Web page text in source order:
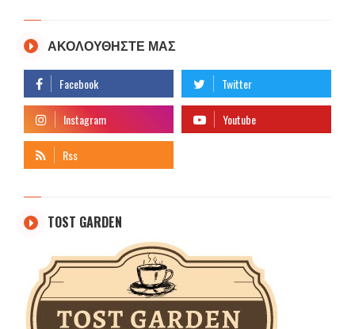
ΑΚΟΛΟΥΘΗΣΤΕ ΜΑΣ
TOST GARDEN